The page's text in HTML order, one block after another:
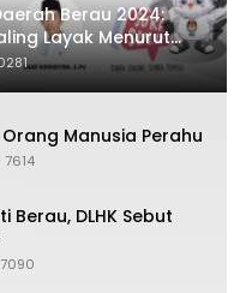
Berau 2024:
Layak Menurut
Orang Manusia Perahu
7614
Berau, DLHK Sebut
7090